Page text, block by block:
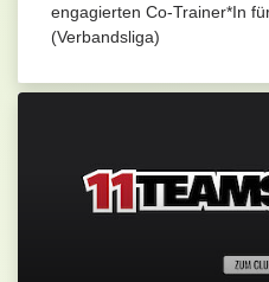
engagierten Co-Trainer*In
(Verbandsliga)